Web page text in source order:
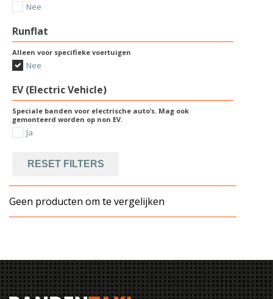
Nee
Runflat
Alleen voor specifieke voertuigen
Nee
EV (Electric Vehicle)
Speciale banden voor electrische auto’s. Mag ook
gemonteerd worden op non EV.
Ja
RESET FILTERS
Geen producten om te vergelijken